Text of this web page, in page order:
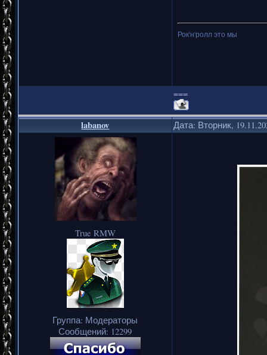
Рок'н'ролл это мы
===
labanov Дата: Вторник,
True RMW
Группа: Модераторы
Сообщений: 12299